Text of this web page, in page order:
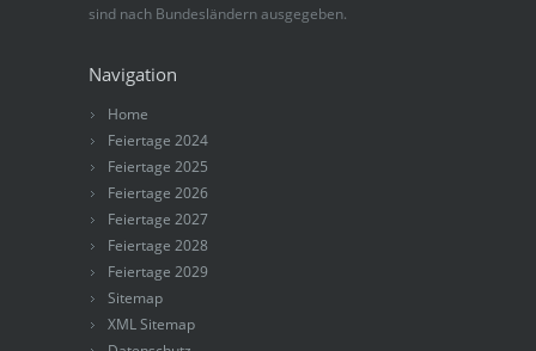
sind nach Bundesländern ausgegeben.
Navigation
Home
Feiertage 2024
Feiertage 2025
Feiertage 2026
Feiertage 2027
Feiertage 2028
Feiertage 2029
Sitemap
XML Sitemap